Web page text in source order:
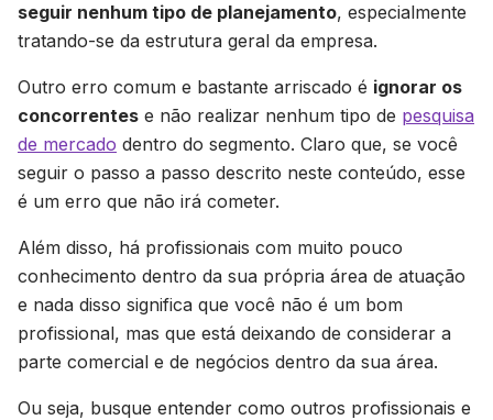
seguir nenhum tipo de planejamento, especialmente
tratando-se da estrutura geral da empresa.
Outro erro comum e bastante arriscado é ignorar os
concorrentes e não realizar nenhum tipo de pesquisa
de mercado dentro do segmento. Claro que, se você
seguir o passo a passo descrito neste conteúdo, esse
é um erro que não irá cometer.
Além disso, há profissionais com muito pouco
conhecimento dentro da sua própria área de atuação
e nada disso significa que você não é um bom
profissional, mas que está deixando de considerar a
parte comercial e de negócios dentro da sua área.
Ou seja, busque entender como outros profissionais e